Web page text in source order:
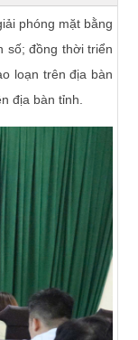
phóng mặt bằng
số; đồng thời triển
loạn trên địa bàn
địa bàn tỉnh.